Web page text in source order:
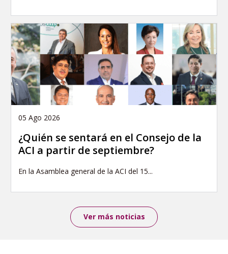
05 Ago 2026
¿Quién se sentará en el Consejo de la
ACI a partir de septiembre?
En la Asamblea general de la ACI del 15...
Ver más noticias